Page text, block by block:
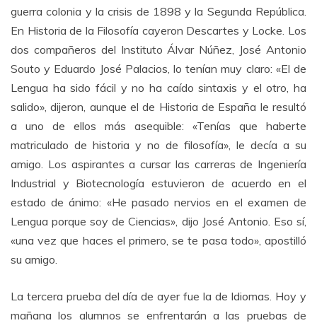
guerra colonia y la crisis de 1898 y la Segunda República.
En Historia de la Filosofía cayeron Descartes y Locke. Los
dos compañeros del Instituto Álvar Núñez, José Antonio
Souto y Eduardo José Palacios, lo tenían muy claro: «El de
Lengua ha sido fácil y no ha caído sintaxis y el otro, ha
salido», dijeron, aunque el de Historia de España le resultó
a uno de ellos más asequible: «Tenías que haberte
matriculado de historia y no de filosofía», le decía a su
amigo. Los aspirantes a cursar las carreras de Ingeniería
Industrial y Biotecnología estuvieron de acuerdo en el
estado de ánimo: «He pasado nervios en el examen de
Lengua porque soy de Ciencias», dijo José Antonio. Eso sí,
«una vez que haces el primero, se te pasa todo», apostilló
su amigo.
La tercera prueba del día de ayer fue la de Idiomas. Hoy y
mañana los alumnos se enfrentarán a las pruebas de